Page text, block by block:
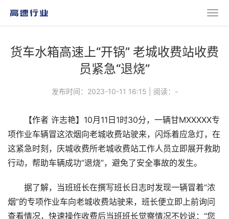
货车水箱高速上“开锅” 老城收费站收费
员紧急“退烧”
发布时间：2023-10-11 16:15 阅读： -
【作者 许志艳】10月11日1时30分，一辆甘MXXXXX专
项作业车辆冒这浓烟向老城收费站驶来，闪烁着应急灯，在
这紧急时刻，庆城收费所老城收费站工作人员立即展开救助
行动，帮助车辆成功“退烧”，避免了安全事故的发生。
据了解，当班班长在撰写班长日志时发现一辆冒着“浓
烟”的专项作业车向老城收费站驶来，班长便立即上前询问
查看情况，快速操作收费后当班班长觉察情况不妙说：“您